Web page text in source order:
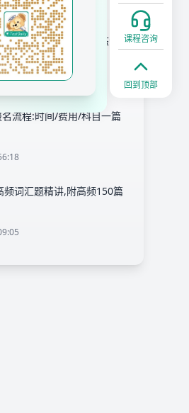
SAT港澳考位最新动态汇
29日)
流程:时间/费用/科目一篇
频词汇题精讲,附高频150篇
课程咨询
回到顶部